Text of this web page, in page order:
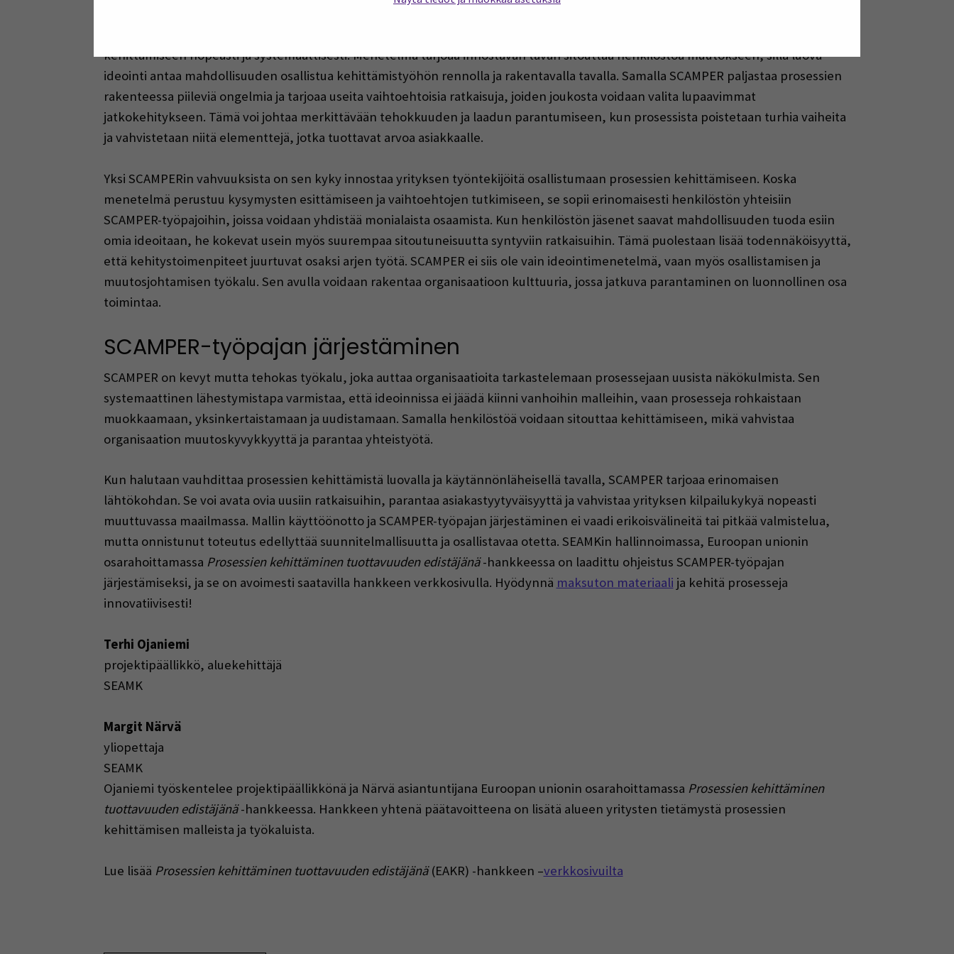
kehittämiseen nopeasti ja systemaattisesti. Menetelmä tarjoaa innostavan tavan sitouttaa henkilöstöä muutokseen, sillä luova
ideointi antaa mahdollisuuden osallistua kehittämistyöhön rennolla ja rakentavalla tavalla. Samalla SCAMPER paljastaa prosessien
rakenteessa piileviä ongelmia ja tarjoaa useita vaihtoehtoisia ratkaisuja, joiden joukosta voidaan valita lupaavimmat
jatkokehitykseen. Tämä voi johtaa merkittävään tehokkuuden ja laadun parantumiseen, kun prosessista poistetaan turhia vaiheita
ja vahvistetaan niitä elementtejä, jotka tuottavat arvoa asiakkaalle.
Yksi SCAMPERin vahvuuksista on sen kyky innostaa yrityksen työntekijöitä osallistumaan prosessien kehittämiseen. Koska
menetelmä perustuu kysymysten esittämiseen ja vaihtoehtojen tutkimiseen, se sopii erinomaisesti henkilöstön yhteisiin
SCAMPER-työpajoihin, joissa voidaan yhdistää monialaista osaamista. Kun henkilöstön jäsenet saavat mahdollisuuden tuoda esiin
omia ideoitaan, he kokevat usein myös suurempaa sitoutuneisuutta syntyviin ratkaisuihin. Tämä puolestaan lisää todennäköisyyttä,
että kehitystoimenpiteet juurtuvat osaksi arjen työtä. SCAMPER ei siis ole vain ideointimenetelmä, vaan myös osallistamisen ja
muutosjohtamisen työkalu. Sen avulla voidaan rakentaa organisaatioon kulttuuria, jossa jatkuva parantaminen on luonnollinen osa
toimintaa.
SCAMPER-työpajan järjestäminen
SCAMPER on kevyt mutta tehokas työkalu, joka auttaa organisaatioita tarkastelemaan prosessejaan uusista näkökulmista. Sen
systemaattinen lähestymistapa varmistaa, että ideoinnissa ei jäädä kiinni vanhoihin malleihin, vaan prosesseja rohkaistaan
muokkaamaan, yksinkertaistamaan ja uudistamaan. Samalla henkilöstöä voidaan sitouttaa kehittämiseen, mikä vahvistaa
organisaation muutoskyvykkyyttä ja parantaa yhteistyötä.
Kun halutaan vauhdittaa prosessien kehittämistä luovalla ja käytännönläheisellä tavalla, SCAMPER tarjoaa erinomaisen
lähtökohdan. Se voi avata ovia uusiin ratkaisuihin, parantaa asiakastyytyväisyyttä ja vahvistaa yrityksen kilpailukykyä nopeasti
muuttuvassa maailmassa. Mallin käyttöönotto ja SCAMPER-työpajan järjestäminen ei vaadi erikoisvälineitä tai pitkää valmistelua,
mutta onnistunut toteutus edellyttää suunnitelmallisuutta ja osallistavaa otetta. SEAMKin hallinnoimassa, Euroopan unionin
osarahoittamassa Prosessien kehittäminen tuottavuuden edistäjänä-hankkeessa on laadittu ohjeistus SCAMPER-työpajan
järjestämiseksi, ja se on avoimesti saatavilla hankkeen verkkosivulla. Hyödynnä maksuton materiaali ja kehitä prosesseja
innovatiivisesti!
Terhi Ojaniemi
projektipäällikkö, aluekehittäjä
SEAMK
Margit Närvä
yliopettaja
SEAMK
Ojaniemi työskentelee projektipäällikkönä ja Närvä asiantuntijana Euroopan unionin osarahoittamassa Prosessien kehittäminen
tuottavuuden edistäjänä-hankkeessa. Hankkeen yhtenä päätavoitteena on lisätä alueen yritysten tietämystä prosessien
kehittämisen malleista ja työkaluista.
Lue lisää Prosessien kehittäminen tuottavuuden edistäjänä(EAKR) -hankkeen –verkkosivuilta